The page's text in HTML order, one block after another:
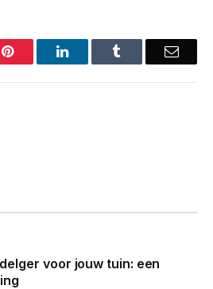
Pinterest LinkedIn Email
voor jouw tuin: een